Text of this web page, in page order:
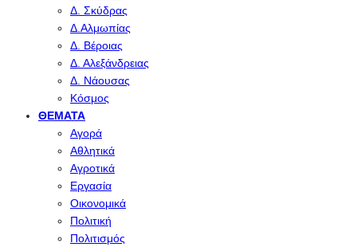
Δ. Σκύδρας
Δ.Αλμωπίας
Δ. Βέροιας
Δ. Αλεξάνδρειας
Δ. Νάουσας
Κόσμος
ΘΈΜΑΤΑ
Αγορά
Αθλητικά
Αγροτικά
Εργασία
Οικονομικά
Πολιτική
Πολιτισμός